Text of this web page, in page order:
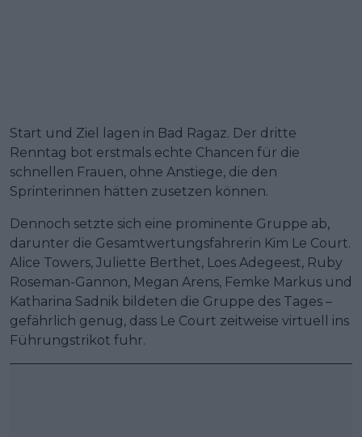
Start und Ziel lagen in Bad Ragaz. Der dritte
Renntag bot erstmals echte Chancen für die
schnellen Frauen, ohne Anstiege, die den
Sprinterinnen hätten zusetzen können.
Dennoch setzte sich eine prominente Gruppe ab,
darunter die Gesamtwertungsfahrerin Kim Le Court.
Alice Towers, Juliette Berthet, Loes Adegeest, Ruby
Roseman-Gannon, Megan Arens, Femke Markus und
Katharina Sadnik bildeten die Gruppe des Tages –
gefährlich genug, dass Le Court zeitweise virtuell ins
Führungstrikot fuhr.